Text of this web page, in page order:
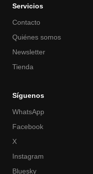
Servicios
Contacto
Quiénes somos
Newsletter
Tienda
Síguenos
WhatsApp
Facebook
X
Instagram
Bluesky